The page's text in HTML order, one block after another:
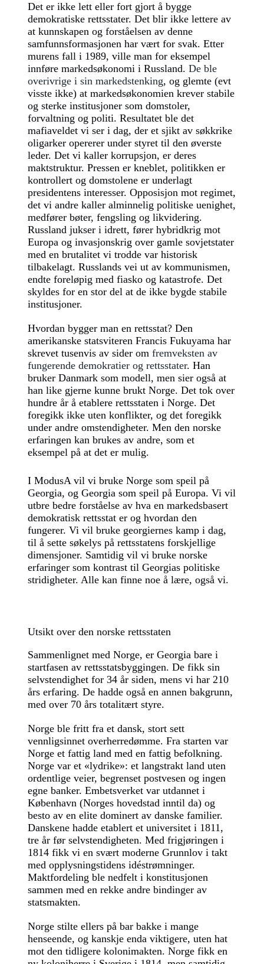
Det er ikke lett eller fort gjort å bygge
demokratiske rettsstater. Det blir ikke lettere av
at kunnskapen og forståelsen av denne
samfunnsformasjonen har vært for svak. Etter
murens fall i 1989, ville man for eksempel
innføre markedsøkonomi i Russland. De ble
overivrige i sin markedstenking, og glemte (evt
visste ikke) at markedsøkonomien krever stabile
og sterke institusjoner som domstoler,
forvaltning og politi. Resultatet ble det
mafiaveldet vi ser i dag, der et sjikt av søkkrike
oligarker opererer under styret til den øverste
leder. Det vi kaller korrupsjon, er deres
maktstruktur. Pressen er kneblet, politikken er
kontrollert og domstolene er underlagt
presidentens interesser. Opposisjon mot regimet,
det vi andre kaller alminnelig politiske uenighet,
medfører bøter, fengsling og likvidering.
Russland jukser i idrett, fører hybridkrig mot
Europa og invasjonskrig over gamle sovjetstater
med en brutalitet vi trodde var historisk
tilbakelagt. Russlands vei ut av kommunismen,
endte foreløpig med fiasko og katastrofe. Det
skyldes for en stor del at de ikke bygde stabile
institusjoner.
Hvordan bygger man en rettsstat? Den
amerikanske statsviteren Francis Fukuyama har
skrevet tusenvis av sider om fremveksten av
fungerende demokratier og rettsstater. Han
bruker Danmark som modell, men sier også at
han like gjerne kunne brukt Norge. Det tok over
hundre år å etablere rettsstaten i Norge. Det
foregikk ikke uten konflikter, og det foregikk
under andre omstendigheter. Men den norske
erfaringen kan brukes av andre, som et
eksempel på at det er mulig.
I ModusA vil vi bruke Norge som speil på
Georgia, og Georgia som speil på Europa. Vi vil
utbre bedre forståelse av hva en markedsbasert
demokratisk rettsstat er og hvordan den
fungerer. Vi vil bruke georgiernes kamp i dag,
til å sette søkelys på rettsstatens forskjellige
dimensjoner. Samtidig vil vi bruke norske
erfaringer som kontrast til Georgias politiske
stridigheter. Alle kan finne noe å lære, også vi.
Utsikt over den norske rettsstaten
Sammenlignet med Norge, er Georgia bare i
startfasen av rettsstatsbyggingen. De fikk sin
selvstendighet for 34 år siden, mens vi har 210
års erfaring. De hadde også en annen bakgrunn,
med over 70 års totalitært styre.
Norge ble fritt fra et dansk, stort sett
vennligsinnet overherredømme. Fra starten var
Norge et fattig land med en fattig befolkning.
Norge var et «lydrike»: et langstrakt land uten
ordentlige veier, begrenset postvesen og ingen
egne banker. Embetsverket var utdannet i
København (Norges hovedstad inntil da) og
besto av en elite dominert av danske familier.
Danskene hadde etablert et universitet i 1811,
tre år før selvstendigheten. Med frigjøringen i
1814 fikk vi en svært moderne Grunnlov i takt
med opplysningstidens idéstrømninger.
Maktfordeling ble nedfelt i konstitusjonen
sammen med en rekke andre bindinger av
statsmakten.
Norge stilte ellers på bar bakke i mange
henseende, og kanskje enda viktigere, uten hat
mot den tidligere kolonimakten. Norge fikk en